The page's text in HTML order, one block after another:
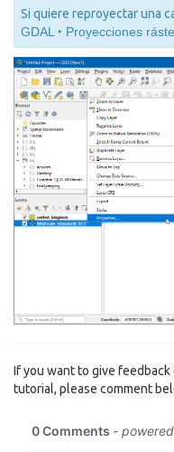
Si quiere reproyectar una
GDAL ‣ Proyecciones
If you want to give
tutorial, please comment